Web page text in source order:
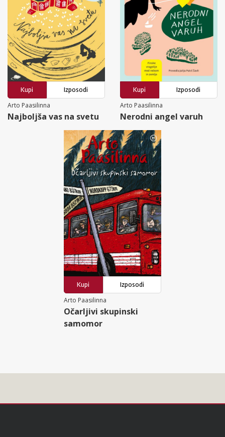
Kupi
Izposodi
Arto Paasilinna
Najboljša vas na svetu
Kupi
Izposodi
Arto Paasilinna
Nerodni angel varuh
Kupi
Izposodi
Arto Paasilinna
Očarljivi skupinski
samomor